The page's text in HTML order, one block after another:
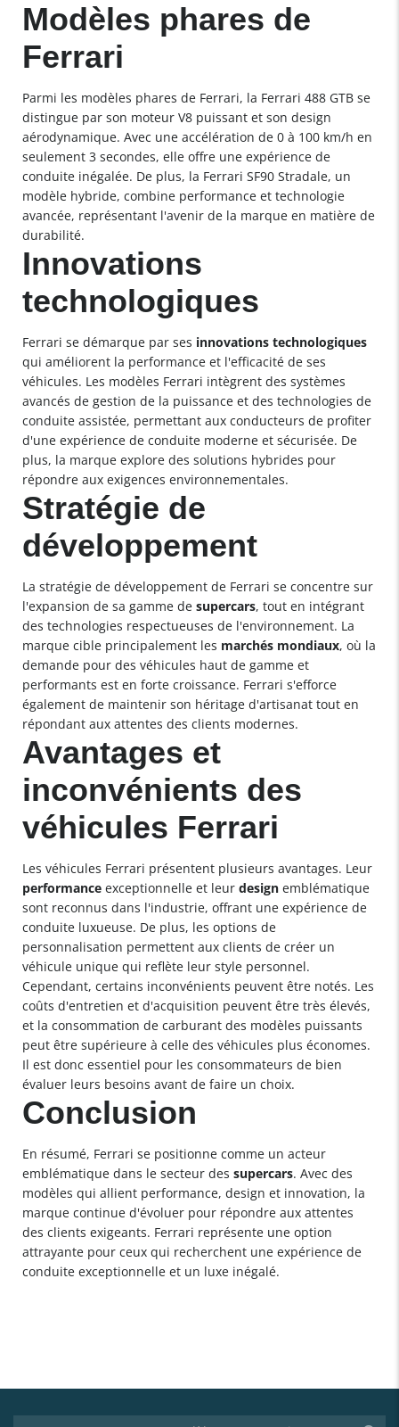
Modèles phares de
Ferrari
Parmi les modèles phares de Ferrari, la Ferrari 488 GTB se
distingue par son moteur V8 puissant et son design
aérodynamique. Avec une accélération de 0 à 100 km/h en
seulement 3 secondes, elle offre une expérience de
conduite inégalée. De plus, la Ferrari SF90 Stradale, un
modèle hybride, combine performance et technologie
avancée, représentant l'avenir de la marque en matière de
durabilité.
Innovations
technologiques
Ferrari se démarque par ses innovations technologiques
qui améliorent la performance et l'efficacité de ses
véhicules. Les modèles Ferrari intègrent des systèmes
avancés de gestion de la puissance et des technologies de
conduite assistée, permettant aux conducteurs de profiter
d'une expérience de conduite moderne et sécurisée. De
plus, la marque explore des solutions hybrides pour
répondre aux exigences environnementales.
Stratégie de
développement
La stratégie de développement de Ferrari se concentre sur
l'expansion de sa gamme de supercars, tout en intégrant
des technologies respectueuses de l'environnement. La
marque cible principalement les marchés mondiaux, où la
demande pour des véhicules haut de gamme et
performants est en forte croissance. Ferrari s'efforce
également de maintenir son héritage d'artisanat tout en
répondant aux attentes des clients modernes.
Avantages et
inconvénients des
véhicules Ferrari
Les véhicules Ferrari présentent plusieurs avantages. Leur
performance exceptionnelle et leur design emblématique
sont reconnus dans l'industrie, offrant une expérience de
conduite luxueuse. De plus, les options de
personnalisation permettent aux clients de créer un
véhicule unique qui reflète leur style personnel.
Cependant, certains inconvénients peuvent être notés. Les
coûts d'entretien et d'acquisition peuvent être très élevés,
et la consommation de carburant des modèles puissants
peut être supérieure à celle des véhicules plus économes.
Il est donc essentiel pour les consommateurs de bien
évaluer leurs besoins avant de faire un choix.
Conclusion
En résumé, Ferrari se positionne comme un acteur
emblématique dans le secteur des supercars. Avec des
modèles qui allient performance, design et innovation, la
marque continue d'évoluer pour répondre aux attentes
des clients exigeants. Ferrari représente une option
attrayante pour ceux qui recherchent une expérience de
conduite exceptionnelle et un luxe inégalé.